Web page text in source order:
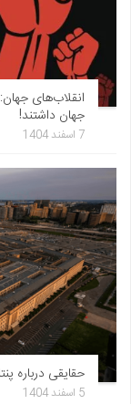
انقلاب‌های
جهان داشتند!
7 اسفند 1404
حقایقی درباره
5 اسفند 1404